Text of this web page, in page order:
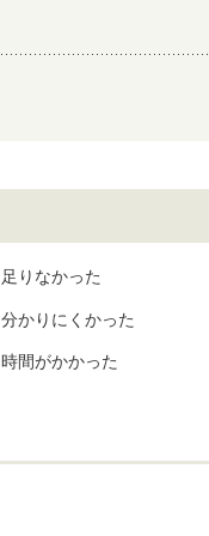
足りなかった
分かりにくかった
時間がかかった